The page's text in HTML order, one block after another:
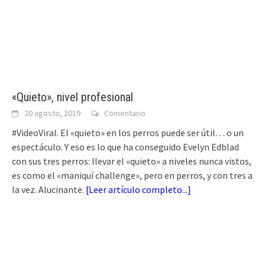
«Quieto», nivel profesional
20 agosto, 2019 Comentario
#VideoViral. El «quieto» en los perros puede ser útil… o un
espectáculo. Y eso es lo que ha conseguido Evelyn Edblad
con sus tres perros: llevar el «quieto» a niveles nunca vistos,
es como el «maniquí challenge», pero en perros, y con tres a
la vez. Alucinante. [Leer artículo completo...]